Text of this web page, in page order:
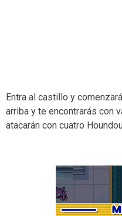
Entra al castillo y
arriba y te encontrarás con
atacarán con cuatro